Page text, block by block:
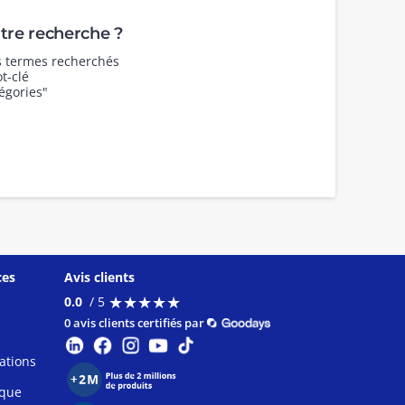
recherche ?
recherchés
clé
Avis clients
0.0 / 5 ★★★★★
★★★★★
0 avis clients certifiés par